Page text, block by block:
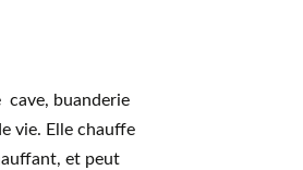
cave, buanderie
vie. Elle chauffe
et peut